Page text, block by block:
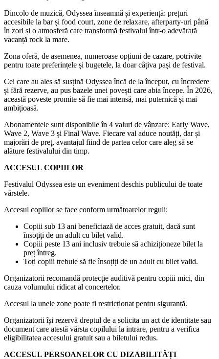
Dincolo de muzică, Odyssea înseamnă și experiență: prețuri
accesibile la bar și food court, zone de relaxare, afterparty-uri până
în zori și o atmosferă care transformă festivalul într-o adevărată
vacanță rock la mare.
Zona oferă, de asemenea, numeroase opțiuni de cazare, potrivite
pentru toate preferințele și bugetele, la doar câțiva pași de festival.
Cei care au ales să susțină Odyssea încă de la început, cu încredere
și fără rezerve, au pus bazele unei povești care abia începe. În 2026,
această poveste promite să fie mai intensă, mai puternică și mai
ambițioasă.
Abonamentele sunt disponibile în 4 valuri de vânzare: Early Wave,
Wave 2, Wave 3 și Final Wave. Fiecare val aduce noutăți, dar și
majorări de preț, avantajul fiind de partea celor care aleg să se
alăture festivalului din timp.
ACCESUL COPIILOR
Festivalul Odyssea este un eveniment deschis publicului de toate
vârstele.
Accesul copiilor se face conform următoarelor reguli:
Copiii sub 13 ani beneficiază de acces gratuit, dacă sunt
însoțiți de un adult cu bilet valid.
Copiii peste 13 ani inclusiv trebuie să achiziționeze bilet la
preț întreg.
Toți copiii trebuie să fie însoțiți de un adult cu bilet valid.
Organizatorii recomandă protecție auditivă pentru copiii mici, din
cauza volumului ridicat al concertelor.
Accesul la unele zone poate fi restricționat pentru siguranță.
Organizatorii își rezervă dreptul de a solicita un act de identitate sau
document care atestă vârsta copilului la intrare, pentru a verifica
eligibilitatea accesului gratuit sau a biletului redus.
ACCESUL PERSOANELOR CU DIZABILITĂȚI